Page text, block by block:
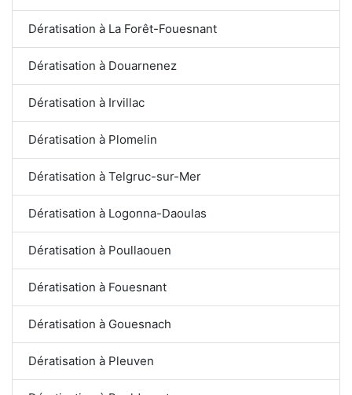
Dératisation à La Forêt-Fouesnant
Dératisation à Douarnenez
Dératisation à Irvillac
Dératisation à Plomelin
Dératisation à Telgruc-sur-Mer
Dératisation à Logonna-Daoulas
Dératisation à Poullaouen
Dératisation à Fouesnant
Dératisation à Gouesnach
Dératisation à Pleuven